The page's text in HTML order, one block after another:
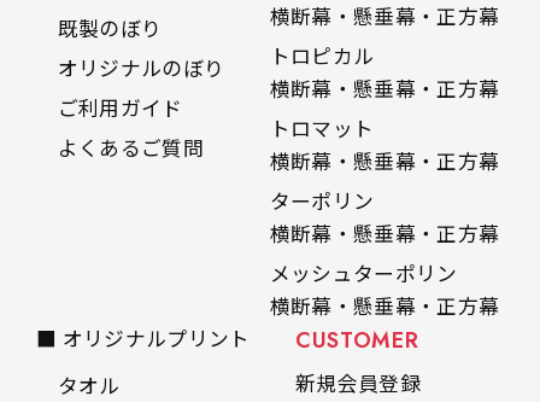
既製のぼり
オリジナルのぼり
ご利用ガイド
よくあるご質問
横断幕・懸垂幕・正方幕
トロピカル
横断幕・懸垂幕・正方幕
トロマット
横断幕・懸垂幕・正方幕
ターポリン
横断幕・懸垂幕・正方幕
メッシュターポリン
横断幕・懸垂幕・正方幕
■ オリジナルプリント
タオル
CUSTOMER
新規会員登録